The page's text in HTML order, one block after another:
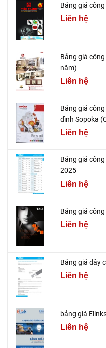
Bảng giá
Liên hệ
Bảng giá
năm)
Liên hệ
Bảng giá
đình Sopoka
Liên hệ
Bảng giá
2025
Liên hệ
Bảng giá
Liên hệ
Bảng giá dây
Liên hệ
bảng giá
Liên hệ